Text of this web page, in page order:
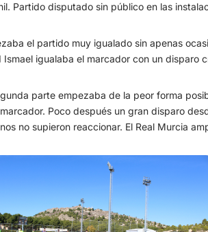
Partido disputado sin público en las
el partido muy igualado sin apenas
Ismael igualaba el marcador con un disparo
parte empezaba de la peor forma
Poco después un gran disparo
no supieron reaccionar. El Real Murcia